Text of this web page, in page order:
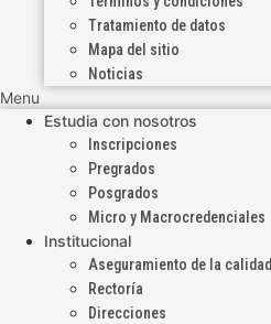
Tratamiento de datos
Mapa del sitio
Noticias
Menu
Estudia con nosotros
Inscripciones
Pregrados
Posgrados
Micro y Macrocredenciales
Institucional
Aseguramiento de la calidad
Rectoría
Direcciones